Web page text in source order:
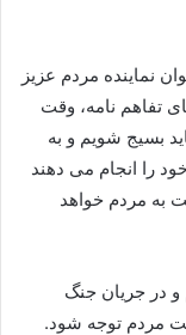
نماینده مردم عزیز
تفاهم نامه، وقت
بسیج شویم و به
کار خود را انجام می دهند
به مردم خواهد
در جریان جنگ
مردم توجه شود.